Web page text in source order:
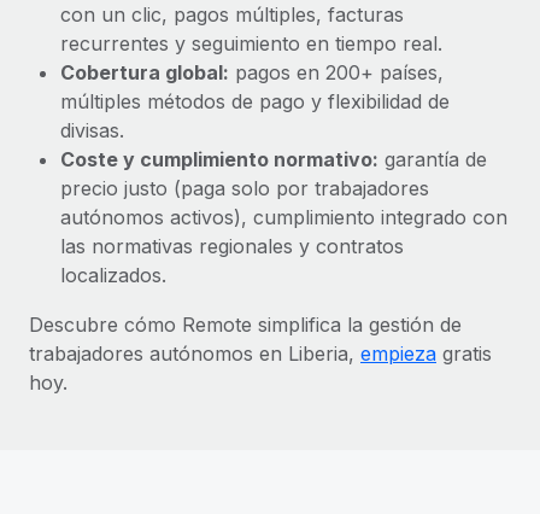
con un clic, pagos múltiples, facturas
recurrentes y seguimiento en tiempo real.
Cobertura global: pagos en 200+ países,
múltiples métodos de pago y flexibilidad de
divisas.
Coste y cumplimiento normativo: garantía de
precio justo (paga solo por trabajadores
autónomos activos), cumplimiento integrado con
las normativas regionales y contratos
localizados.
Descubre cómo Remote simplifica la gestión de
trabajadores autónomos en Liberia, empieza gratis
hoy.